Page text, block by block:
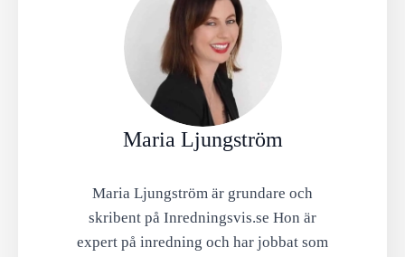
Maria Ljungström
Maria Ljungström är grundare och
skribent på Inredningsvis.se Hon är
expert på inredning och har jobbat som